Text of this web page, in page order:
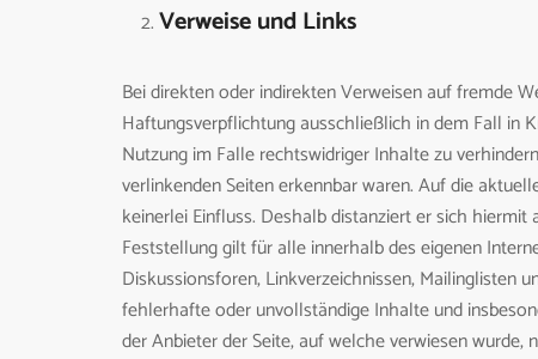
Verweise und Links
Bei direkten oder indirekten Verweisen auf fremde
Haftungsverpflichtung ausschließlich in dem Fall in
Nutzung im Falle rechtswidriger Inhalte zu
verlinkenden Seiten erkennbar waren. Auf die
keinerlei Einfluss. Deshalb distanziert er sich
Feststellung gilt für alle innerhalb des eigenen
Diskussionsforen, Linkverzeichnissen, Mailinglisten
fehlerhafte oder unvollständige Inhalte und
der Anbieter der Seite, auf welche verwiesen